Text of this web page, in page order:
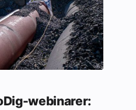
webinarer: